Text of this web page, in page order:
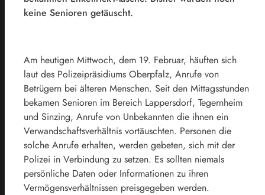
keine Senioren getäuscht.
Am heutigen Mittwoch, dem 19. Februar, häuften sich
laut des Polizeipräsidiums Oberpfalz, Anrufe von
Betrügern bei älteren Menschen. Seit den Mittagsstunden
bekamen Senioren im Bereich Lappersdorf, Tegernheim
und Sinzing, Anrufe von Unbekannten die ihnen ein
Verwandschaftsverhältnis vortäuschten. Personen die
solche Anrufe erhalten, werden gebeten, sich mit der
Polizei in Verbindung zu setzen. Es sollten niemals
persönliche Daten oder Informationen zu ihren
Vermögensverhältnissen preisgegeben werden.